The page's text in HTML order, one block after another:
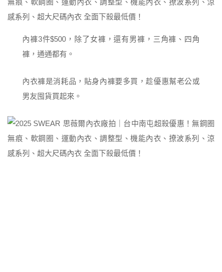
內褲3件$500，除了女褲，還有男褲，三角褲、四角
褲，通通都有。
內衣褲是消耗品，貼身內褲要多買，趁優惠幫老公或
男友囤貨買起來。